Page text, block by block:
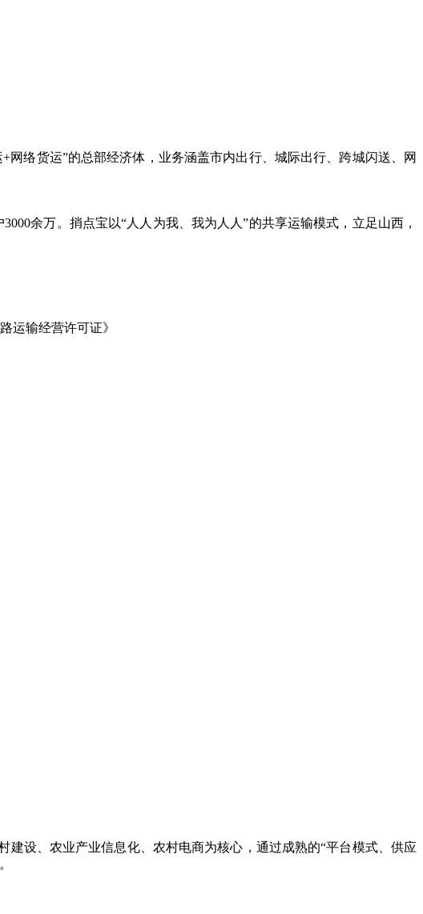
络货运”的总部经济体，业务涵盖市内出行、城际出行、跨城闪送、网
余万。捎点宝以“人人为我、我为人人”的共享运输模式，立足山西，
运输经营许可证》
设、农业产业信息化、农村电商为核心，通过成熟的“平台模式、供应